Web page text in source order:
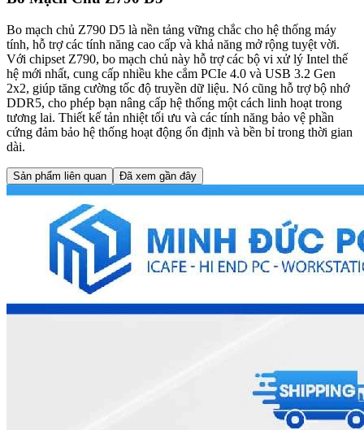
Bo mạch chủ Z790 D5 là nền tảng vững chắc cho hệ thống máy
tính, hỗ trợ các tính năng cao cấp và khả năng mở rộng tuyệt vời.
Với chipset Z790, bo mạch chủ này hỗ trợ các bộ vi xử lý Intel thế
hệ mới nhất, cung cấp nhiều khe cắm PCIe 4.0 và USB 3.2 Gen
2x2, giúp tăng cường tốc độ truyền dữ liệu. Nó cũng hỗ trợ bộ nhớ
DDR5, cho phép bạn nâng cấp hệ thống một cách linh hoạt trong
tương lai. Thiết kế tản nhiệt tối ưu và các tính năng bảo vệ phần
cứng đảm bảo hệ thống hoạt động ổn định và bền bỉ trong thời gian
dài.
Sản phẩm liên quan Đã xem gần đây